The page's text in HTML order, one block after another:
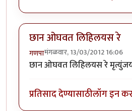
छान ओघवत लिहिलयस रे
गणपामंगळवार, 13/03/2012 16:06
छान ओघवत लिहिलयस रे
प्रतिसाद देण्यासाठीलॉग इन